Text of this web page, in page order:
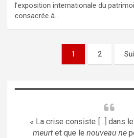
l’exposition internationale du
consacrée à…
1 2
« La crise consiste [...] dans
meurtet que le nouveau ne